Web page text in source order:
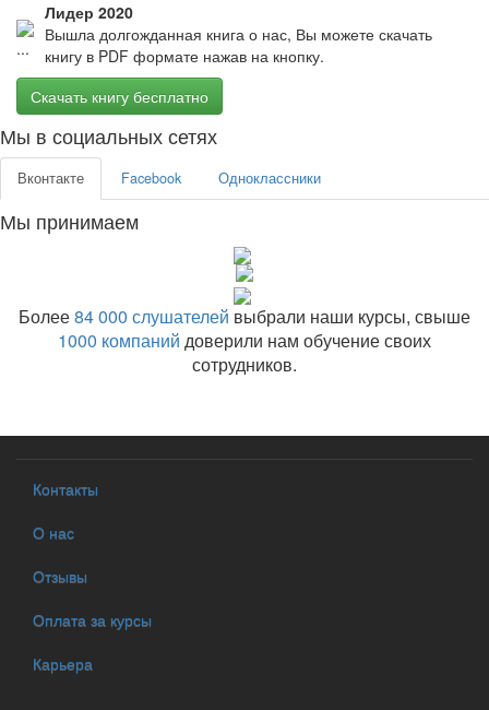
Лидер 2020
Вышла долгожданная книга о нас, Вы можете скачать
книгу в PDF формате нажав на кнопку.
Скачать книгу бесплатно
Мы в социальных сетях
Вконтакте Facebook Одноклассники
Мы принимаем
Более84 000 слушателей выбрали наши курсы, свыше
1000 компаний доверили нам обучение своих
сотрудников.
Контакты
О нас
Отзывы
Оплата за курсы
Карьера